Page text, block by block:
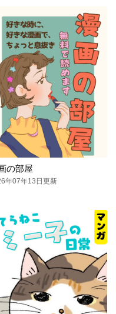
の部屋
年07年13日更新